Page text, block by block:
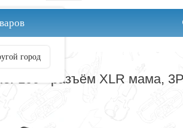
город
- разъём XLR мама,